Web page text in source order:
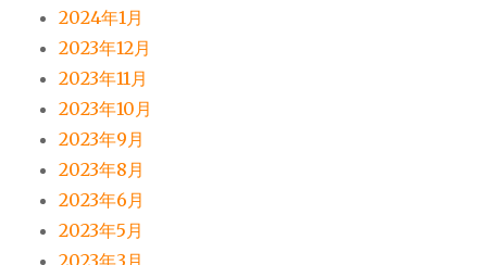
2024年1月
2023年12月
2023年11月
2023年10月
2023年9月
2023年8月
2023年6月
2023年5月
2023年3月